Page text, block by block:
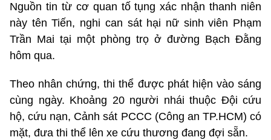
Nguồn tin từ cơ quan tố tụng xác nhận thanh niên
này tên Tiến, nghi can sát hại nữ sinh viên Phạm
Trần Mai tại một phòng trọ ở đường Bạch Đằng
hôm qua.
Theo nhân chứng, thi thể được phát hiện vào sáng
cùng ngày. Khoảng 20 người nhái thuộc Đội cứu
hộ, cứu nạn, Cảnh sát PCCC (Công an TP.HCM) có
mặt, đưa thi thể lên xe cứu thương đang đợi sẵn.